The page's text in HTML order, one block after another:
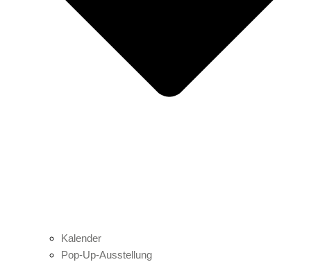
Kalender
Pop-Up-Ausstellung